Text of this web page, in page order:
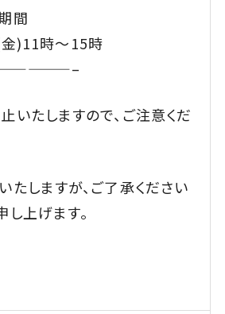
間
)11時～15時
いたしますので、ご注意くだ
たしますが、ご了承ください
し上げます。